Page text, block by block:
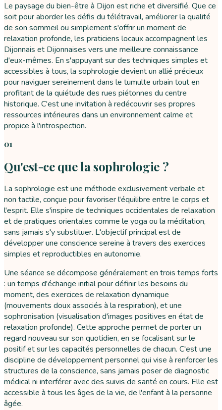
Le paysage du bien-être à Dijon est riche et diversifié. Que ce
soit pour aborder les défis du télétravail, améliorer la qualité
de son sommeil ou simplement s'offrir un moment de
relaxation profonde, les praticiens locaux accompagnent les
Dijonnais et Dijonnaises vers une meilleure connaissance
d'eux-mêmes. En s'appuyant sur des techniques simples et
accessibles à tous, la sophrologie devient un allié précieux
pour naviguer sereinement dans le tumulte urbain tout en
profitant de la quiétude des rues piétonnes du centre
historique. C'est une invitation à redécouvrir ses propres
ressources intérieures dans un environnement calme et
propice à l'introspection.
01
Qu'est-ce que la sophrologie ?
La sophrologie est une méthode exclusivement verbale et
non tactile, conçue pour favoriser l'équilibre entre le corps et
l'esprit. Elle s'inspire de techniques occidentales de relaxation
et de pratiques orientales comme le yoga ou la méditation,
sans jamais s'y substituer. L'objectif principal est de
développer une conscience sereine à travers des exercices
simples et reproductibles en autonomie.
Une séance se décompose généralement en trois temps forts
: un temps d'échange initial pour définir les besoins du
moment, des exercices de relaxation dynamique
(mouvements doux associés à la respiration), et une
sophronisation (visualisation d'images positives en état de
relaxation profonde). Cette approche permet de porter un
regard nouveau sur son quotidien, en se focalisant sur le
positif et sur les capacités personnelles de chacun. C'est une
discipline de développement personnel qui vise à renforcer les
structures de la conscience, sans jamais poser de diagnostic
médical ni interférer avec des suivis de santé en cours. Elle est
accessible à tous les âges de la vie, de l'enfant à la personne
âgée.